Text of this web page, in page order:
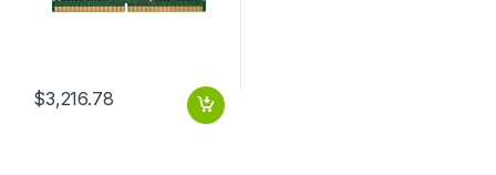
$3,216.78